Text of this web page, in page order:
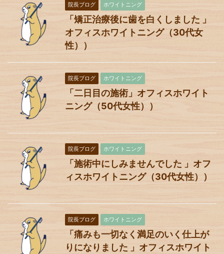
院長ブログ ホワイトニング
「矯正治療後に歯を白くしました 」
オフィスホワイトニング（30代女
性））
院長ブログ ホワイトニング
「二日目の施術」オフィスホワイト
ニング（50代女性））
院長ブログ ホワイトニング
「施術中にしみませんでした 」オフ
ィスホワイトニング（30代女性））
院長ブログ ホワイトニング
「痛みも一切なく満足のいく仕上が
りになりました 」オフィスホワイト